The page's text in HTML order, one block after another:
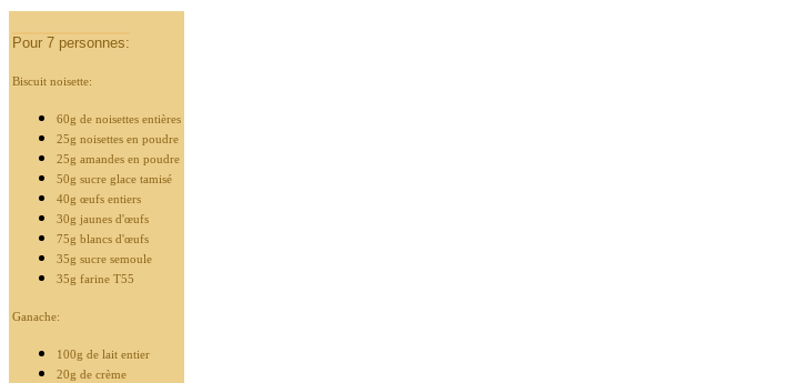
Pour 7 personnes:
Biscuit noisette:
60g de noisettes entières
25g noisettes en poudre
25g amandes en poudre
50g sucre glace tamisé
40g œufs entiers
30g jaunes d'œufs
75g blancs d'œufs
35g sucre semoule
35g farine T55
Ganache:
100g de lait entier
20g de crème